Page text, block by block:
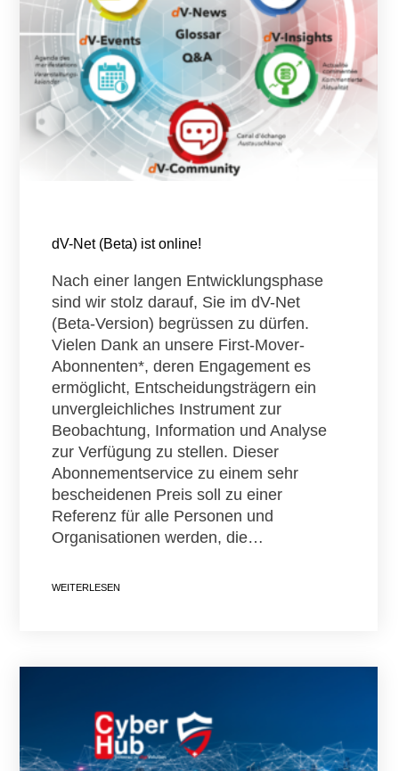
dV-Net (Beta) ist online!
Nach einer langen Entwicklungsphase
sind wir stolz darauf, Sie im dV-Net
(Beta-Version) begrüssen zu dürfen.
Vielen Dank an unsere First-Mover-
Abonnenten*, deren Engagement es
ermöglicht, Entscheidungsträgern ein
unvergleichliches Instrument zur
Beobachtung, Information und Analyse
zur Verfügung zu stellen. Dieser
Abonnementservice zu einem sehr
bescheidenen Preis soll zu einer
Referenz für alle Personen und
Organisationen werden, die…
WEITERLESEN